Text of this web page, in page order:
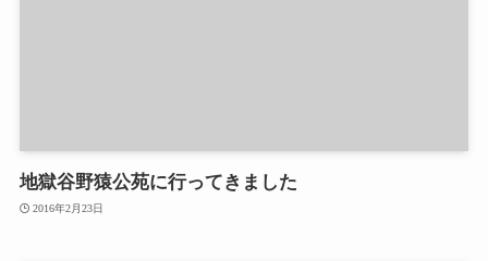
地獄谷野猿公苑に行ってきました
2016年2月23日